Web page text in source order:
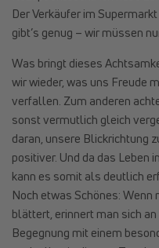
Der Verkäufer im
gibt’s genug – wir müssen
Was bringt dieses
wir wieder, was uns Freude
verfallen. Zum anderen
sonst vermutlich gleich
daran, unsere Blickrichtung
positiver. Und da das Leben
kann es somit als deutlich
Noch etwas Schönes: Wenn
blättert, erinnert man sich
Begegnung mit einem